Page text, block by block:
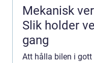
Mekanisk
Slik holder
gang
Att hålla bilen i gott